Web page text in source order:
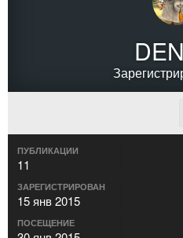
ПУБЛИКАЦИИ
11
ЗАРЕГИСТРИРОВАН
15 янв 2015
ПОСЕЩЕНИЕ